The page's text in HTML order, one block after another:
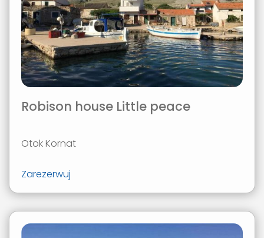
Robison house Little peace
Otok Kornat
Zarezerwuj